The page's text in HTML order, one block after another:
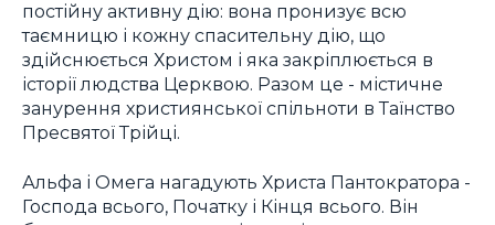
постійну активну дію: вона пронизує всю
таємницю і кожну спасительну дію, що
здійснюється Христом і яка закріплюється в
історії людства Церквою. Разом це - містичне
занурення християнської спільноти в Таїнство
Пресвятої Трійці.
Альфа і Омега нагадують Христа Пантократора -
Господа всього, Початку і Кінця всього. Він